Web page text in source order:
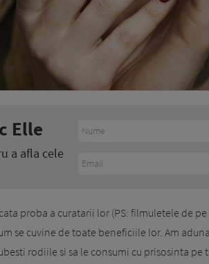
Elle
a afla cele
proba a curatarii lor (PS: filmuletele de
se cuvine de toate beneficiile lor. Am
rodiile si sa le consumi cu prisosinta pe